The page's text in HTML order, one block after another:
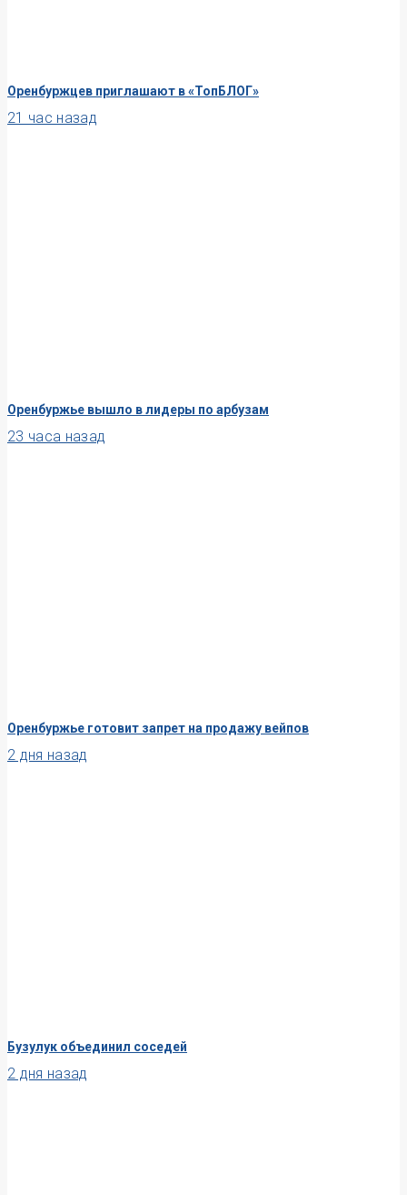
Оренбуржцев приглашают в «ТопБЛОГ»
21 час назад
Оренбуржье вышло в лидеры по арбузам
23 часа назад
Оренбуржье готовит запрет на продажу вейпов
2 дня назад
Бузулук объединил соседей
2 дня назад